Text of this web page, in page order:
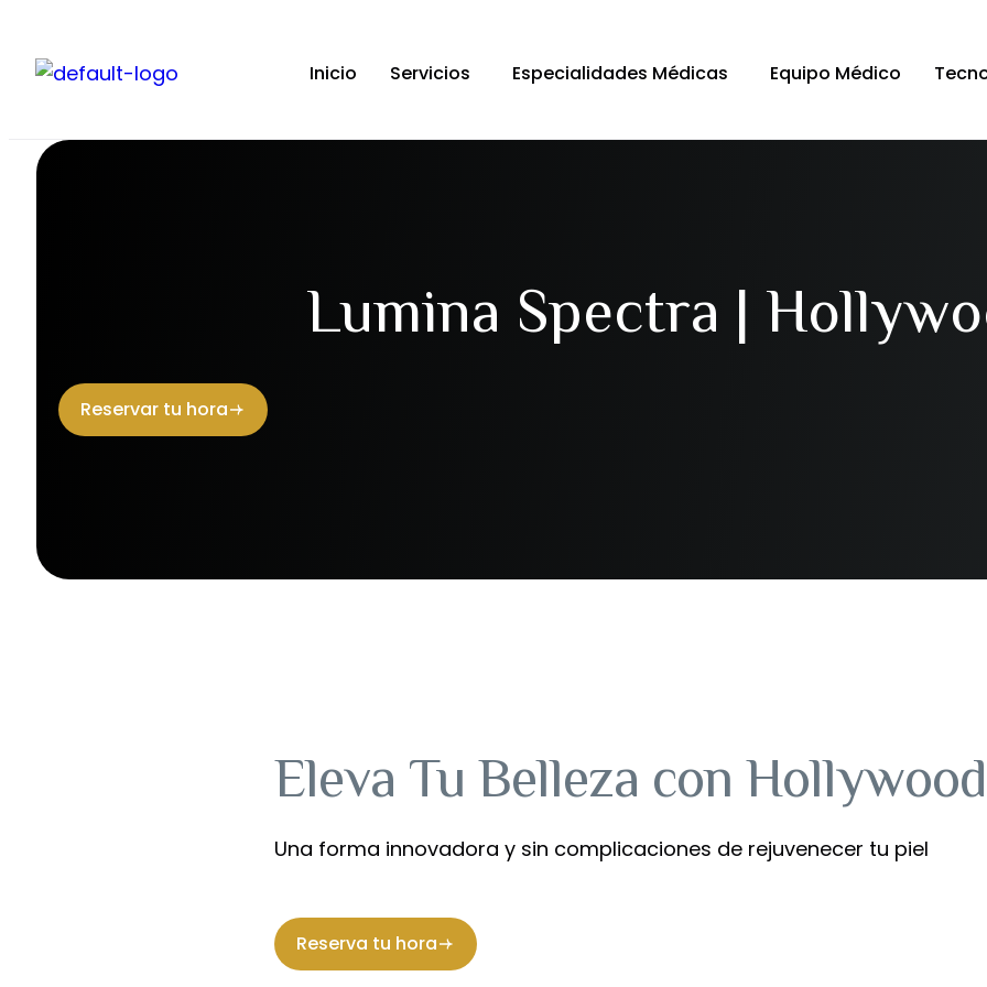
Inicio Servicios Especialidades Médicas Equipo Médico
Lumina Spectra |
Reservar tu hora
Eleva Tu Belleza con
Una forma innovadora y sin complicaciones de rejuvenecer tu piel
Reserva tu hora